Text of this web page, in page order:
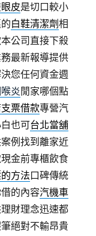
皮是切口較小
白鞋清潔劑相
公司直接下殺
最新報導提供
您任何資金週
炎閒家哪個點
票借款專營汽
也可台北當舖
例找到離家近
金前專櫃飲食
方法口碑傳統
的內容汽機車
財理念迅速都
絕對不輸昂貴